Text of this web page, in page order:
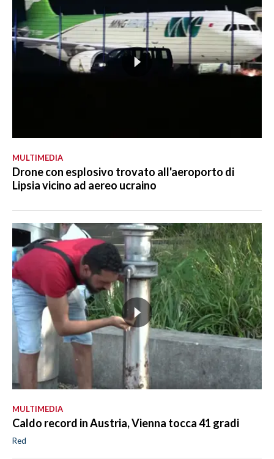
MULTIMEDIA
Drone con esplosivo trovato all'aeroporto di
Lipsia vicino ad aereo ucraino
MULTIMEDIA
Caldo record in Austria, Vienna tocca 41 gradi
Red